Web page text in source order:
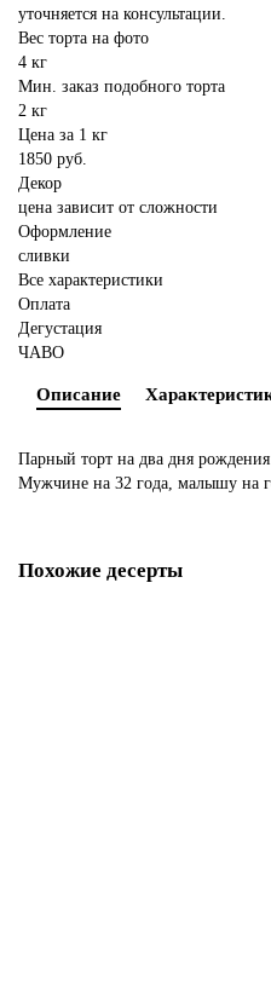
уточняется на консультации.
Вес торта на фото
4 кг
Мин. заказ подобного торта
2 кг
Цена за 1 кг
1850 руб.
Декор
цена зависит от сложности
Оформление
сливки
Все характеристики
Оплата
Дегустация
ЧАВО
Описание
Парный торт на два дня
Мужчине на 32 года, малышу на
Похожие десерты